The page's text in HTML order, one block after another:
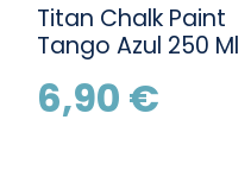
Titan Chalk Paint
Tango Azul 250 Ml
6,90 €